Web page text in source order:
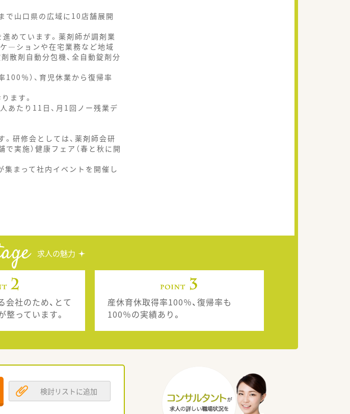
で山口県の広域に10店舗展開
めています。薬剤師が調剤業
―ションや在宅業務など地域
散剤自動分包機、全自動錠剤分
100％）、育児休業から復帰率
ます。
あたり11日、月1回ノー残業デ
研修会としては、薬剤師会研
で実施）健康フェア（春と秋に開
まって社内イベントを開催し
求人の魅力
会社のため、とて
整っています。
産休育休取得率100％、復帰率も
100％の実績あり。
検討リストに追加